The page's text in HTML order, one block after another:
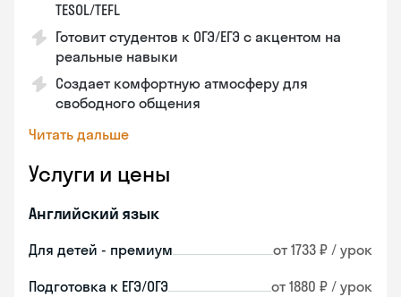
TESOL/TEFL
Готовит студентов к ОГЭ/ЕГЭ с акцентом на
реальные навыки
Создает комфортную атмосферу для
свободного общения
Читать дальше
Услуги и цены
Английский язык
Для детей - премиум от 1733 ₽ / урок
Подготовка к ЕГЭ/ОГЭ от 1880 ₽ / урок